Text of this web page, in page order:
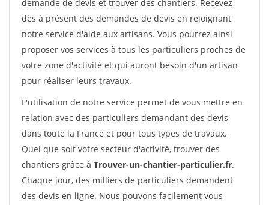
demande de devis et trouver des chantiers. Recevez
dès à présent des demandes de devis en rejoignant
notre service d'aide aux artisans. Vous pourrez ainsi
proposer vos services à tous les particuliers proches de
votre zone d'activité et qui auront besoin d'un artisan
pour réaliser leurs travaux.
L'utilisation de notre service permet de vous mettre en
relation avec des particuliers demandant des devis
dans toute la France et pour tous types de travaux.
Quel que soit votre secteur d'activité, trouver des
chantiers grâce à Trouver-un-chantier-particulier.fr.
Chaque jour, des milliers de particuliers demandent
des devis en ligne. Nous pouvons facilement vous